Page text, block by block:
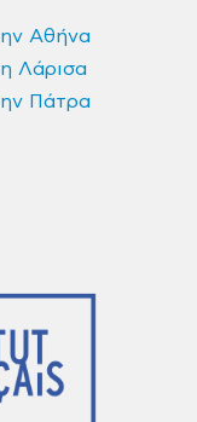
Αθήνα
Λάρισα
Πάτρα